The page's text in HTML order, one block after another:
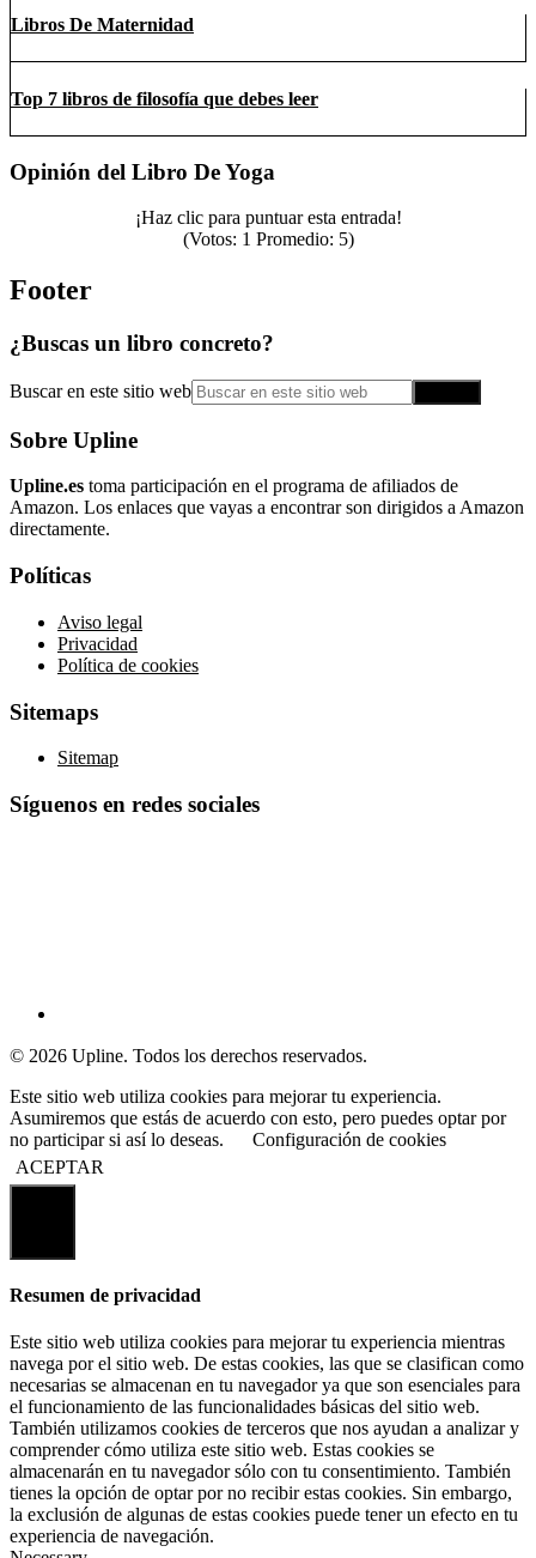
Libros De Maternidad
Top 7 libros de filosofía que debes leer
Opinión del Libro De Yoga
¡Haz clic para puntuar esta entrada!
(Votos: 1 Promedio: 5)
Footer
¿Buscas un libro concreto?
Buscar en este sitio web
Sobre Upline
Upline.es toma participación en el programa de afiliados de
Amazon. Los enlaces que vayas a encontrar son dirigidos a Amazon
directamente.
Políticas
Aviso legal
Privacidad
Política de cookies
Sitemaps
Sitemap
Síguenos en redes sociales
© 2026 Upline. Todos los derechos reservados.
Este sitio web utiliza cookies para mejorar tu experiencia.
Asumiremos que estás de acuerdo con esto, pero puedes optar por
no participar si así lo deseas.
Configuración de cookies
ACEPTAR
Resumen de privacidad
Este sitio web utiliza cookies para mejorar tu experiencia mientras
navega por el sitio web. De estas cookies, las que se clasifican como
necesarias se almacenan en tu navegador ya que son esenciales para
el funcionamiento de las funcionalidades básicas del sitio web.
También utilizamos cookies de terceros que nos ayudan a analizar y
comprender cómo utiliza este sitio web. Estas cookies se
almacenarán en tu navegador sólo con tu consentimiento. También
tienes la opción de optar por no recibir estas cookies. Sin embargo,
la exclusión de algunas de estas cookies puede tener un efecto en tu
experiencia de navegación.